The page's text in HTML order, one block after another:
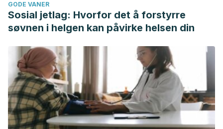
GODE VANER
Sosial jetlag: Hvorfor det å forstyrre
søvnen i helgen kan påvirke helsen din